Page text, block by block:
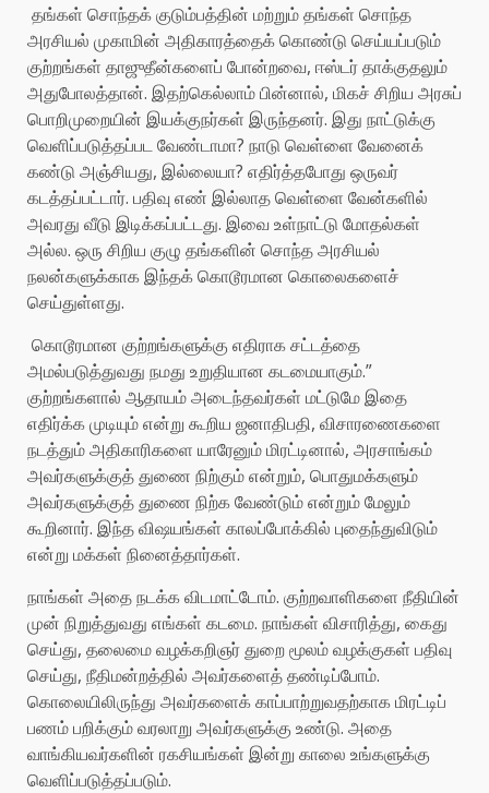
தங்கள் சொந்தக் குடும்பத்தின் மற்றும் தங்கள் சொந்த
அரசியல் முகாமின் அதிகாரத்தைக் கொண்டு செய்யப்படும்
குற்றங்கள் தாஜுதீன்களைப் போன்றவை, ஈஸ்டர் தாக்குதலும்
அதுபோலத்தான். இதற்கெல்லாம் பின்னால், மிகச் சிறிய அரசுப்
பொறிமுறையின் இயக்குநர்கள் இருந்தனர். இது நாட்டுக்கு
வெளிப்படுத்தப்பட வேண்டாமா? நாடு வெள்ளை வேனைக்
கண்டு அஞ்சியது, இல்லையா? எதிர்த்தபோது ஒருவர்
கடத்தப்பட்டார். பதிவு எண் இல்லாத வெள்ளை வேன்களில்
அவரது வீடு இடிக்கப்பட்டது. இவை உள்நாட்டு மோதல்கள்
அல்ல. ஒரு சிறிய குழு தங்களின் சொந்த அரசியல்
நலன்களுக்காக இந்தக் கொடூரமான கொலைகளைச்
செய்துள்ளது.
கொடூரமான குற்றங்களுக்கு எதிராக சட்டத்தை
அமல்படுத்துவது நமது உறுதியான கடமையாகும்.”
குற்றங்களால் ஆதாயம் அடைந்தவர்கள் மட்டுமே இதை
எதிர்க்க முடியும் என்று கூறிய ஜனாதிபதி, விசாரணைகளை
நடத்தும் அதிகாரிகளை யாரேனும் மிரட்டினால், அரசாங்கம்
அவர்களுக்குத் துணை நிற்கும் என்றும், பொதுமக்களும்
அவர்களுக்குத் துணை நிற்க வேண்டும் என்றும் மேலும்
கூறினார். இந்த விஷயங்கள் காலப்போக்கில் புதைந்துவிடும்
என்று மக்கள் நினைத்தார்கள்.
நாங்கள் அதை நடக்க விடமாட்டோம். குற்றவாளிகளை நீதியின்
முன் நிறுத்துவது எங்கள் கடமை. நாங்கள் விசாரித்து, கைது
செய்து, தலைமை வழக்கறிஞர் துறை மூலம் வழக்குகள் பதிவு
செய்து, நீதிமன்றத்தில் அவர்களைத் தண்டிப்போம்.
கொலையிலிருந்து அவர்களைக் காப்பாற்றுவதற்காக மிரட்டிப்
பணம் பறிக்கும் வரலாறு அவர்களுக்கு உண்டு. அதை
வாங்கியவர்களின் ரகசியங்கள் இன்று காலை உங்களுக்கு
வெளிப்படுத்தப்படும்.